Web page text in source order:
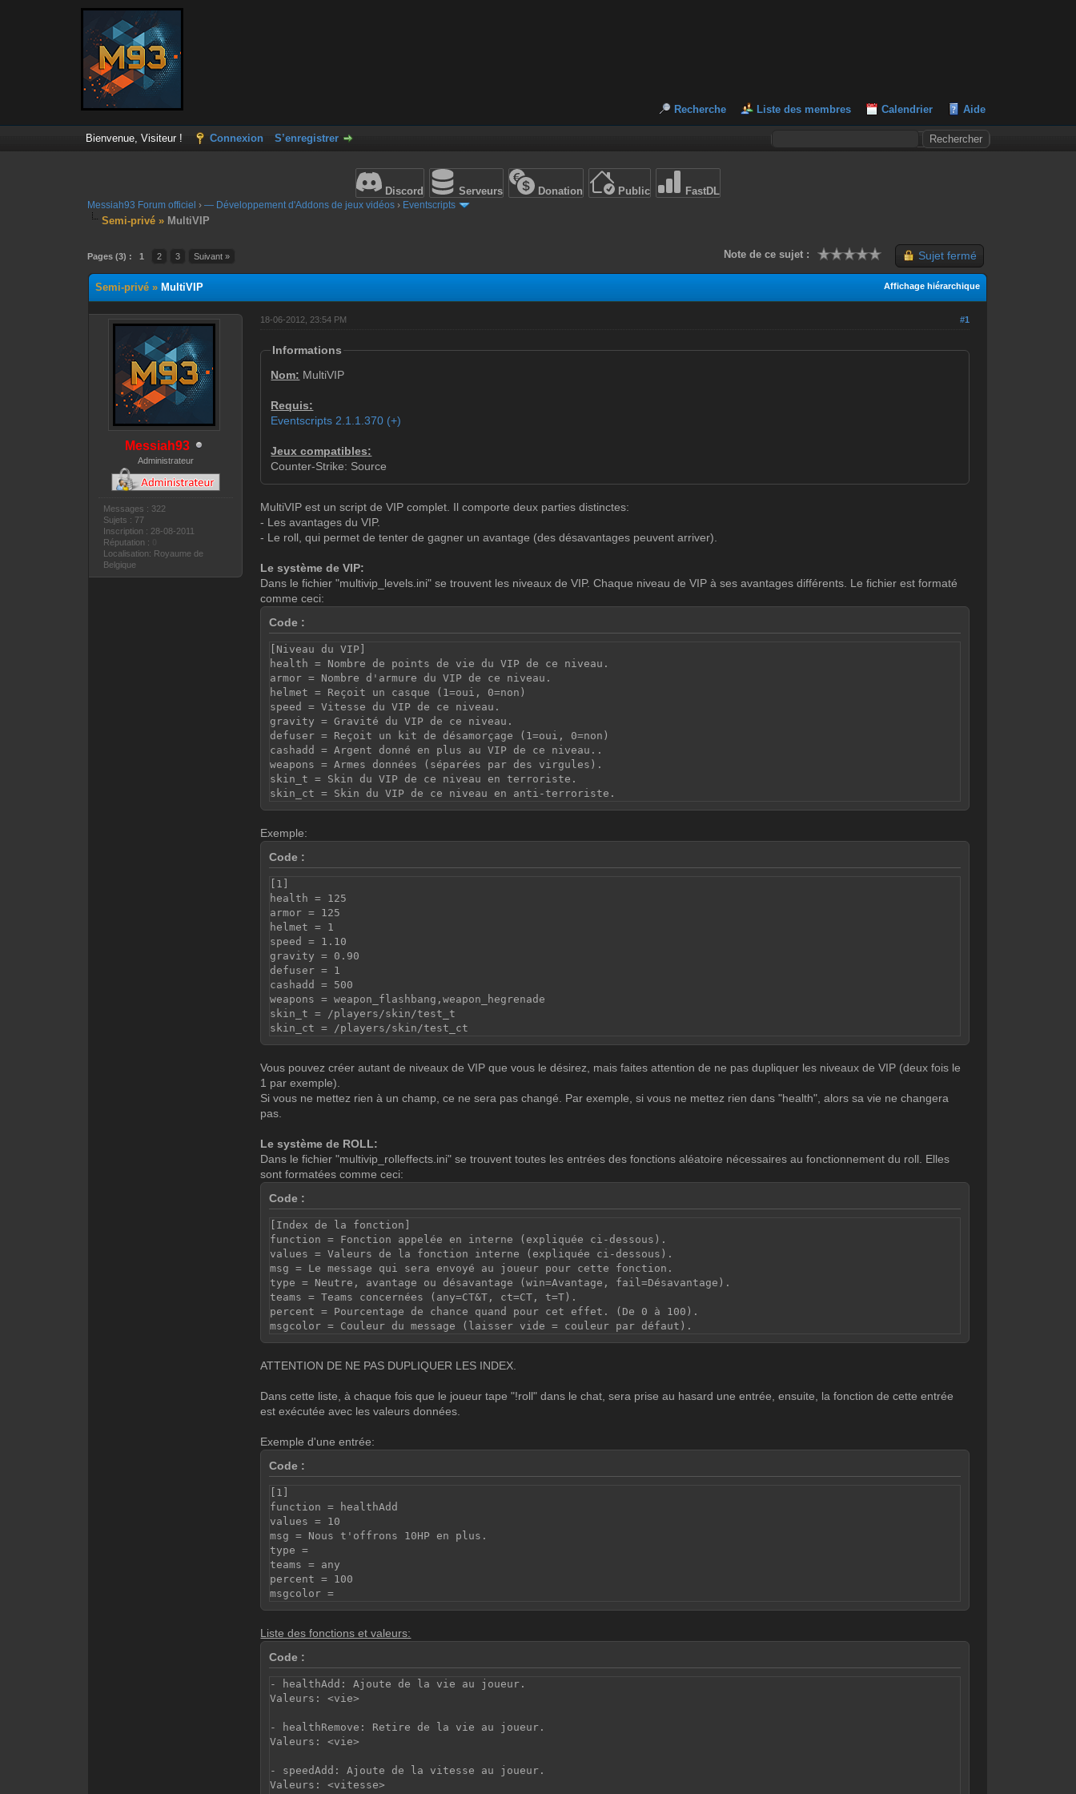
Recherche Liste des membres Calendrier Aide
Bienvenue, Visiteur ! Connexion S’enregistrer
Discord Serveurs Donation Public FastDL
Messiah93 Forum officiel ›— Développement d'Addons de jeux vidéos › Eventscripts
Semi-privé » MultiVIP
Pages (3) : 1 2 3 Suivant » Sujet fermé
Note de ce sujet :
Moyenne : 0 (0 vote(s))
Affichage hiérarchique
Semi-privé » MultiVIP
Messiah93
Administrateur
Messages : 322
Sujets : 77
Inscription : 28-08-2011
Réputation :
Localisation: Royaume de
Belgique
#1
18-06-2012, 23:54 PM
Informations
Nom: MultiVIP
Requis:
Eventscripts 2.1.1.370 (+)
Jeux compatibles:
Counter-Strike: Source
MultiVIP est un script de VIP complet. Il comporte deux parties distinctes:
- Les avantages du VIP.
- Le roll, qui permet de tenter de gagner un avantage (des désavantages peuvent arriver).
Le système de VIP:
Dans le fichier "multivip_levels.ini" se trouvent les niveaux de VIP. Chaque niveau de VIP à ses avantages différents. Le fichier est formaté
comme ceci:
Code :
[Niveau du VIP]
health = Nombre de points de vie du VIP de ce niveau.
armor = Nombre d'armure du VIP de ce niveau.
helmet = Reçoit un casque (1=oui, 0=non)
speed = Vitesse du VIP de ce niveau.
gravity = Gravité du VIP de ce niveau.
defuser = Reçoit un kit de désamorçage (1=oui, 0=non)
cashadd = Argent donné en plus au VIP de ce niveau..
weapons = Armes données (séparées par des virgules).
skin_t = Skin du VIP de ce niveau en terroriste.
skin_ct = Skin du VIP de ce niveau en anti-terroriste.
Exemple:
Code :
[1]
health = 125
armor = 125
helmet = 1
speed = 1.10
gravity = 0.90
defuser = 1
cashadd = 500
weapons = weapon_flashbang,weapon_hegrenade
skin_t = /players/skin/test_t
skin_ct = /players/skin/test_ct
Vous pouvez créer autant de niveaux de VIP que vous le désirez, mais faites attention de ne pas dupliquer les niveaux de VIP (deux fois le
1 par exemple).
Si vous ne mettez rien à un champ, ce ne sera pas changé. Par exemple, si vous ne mettez rien dans "health", alors sa vie ne changera
pas.
Le système de ROLL:
Dans le fichier "multivip_rolleffects.ini" se trouvent toutes les entrées des fonctions aléatoire nécessaires au fonctionnement du roll. Elles
sont formatées comme ceci:
Code :
[Index de la fonction]
function = Fonction appelée en interne (expliquée ci-dessous).
values = Valeurs de la fonction interne (expliquée ci-dessous).
msg = Le message qui sera envoyé au joueur pour cette fonction.
type = Neutre, avantage ou désavantage (win=Avantage, fail=Désavantage).
teams = Teams concernées (any=CT&T, ct=CT, t=T).
percent = Pourcentage de chance quand pour cet effet. (De 0 à 100).
msgcolor = Couleur du message (laisser vide = couleur par défaut).
ATTENTION DE NE PAS DUPLIQUER LES INDEX.
Dans cette liste, à chaque fois que le joueur tape "!roll" dans le chat, sera prise au hasard une entrée, ensuite, la fonction de cette entrée
est exécutée avec les valeurs données.
Exemple d'une entrée:
Code :
[1]
function = healthAdd
values = 10
msg = Nous t'offrons 10HP en plus.
type =
teams = any
percent = 100
msgcolor =
Liste des fonctions et valeurs:
Code :
- healthAdd: Ajoute de la vie au joueur.
Valeurs: <vie>
- healthRemove: Retire de la vie au joueur.
Valeurs: <vie>
- speedAdd: Ajoute de la vitesse au joueur.
Valeurs: <vitesse>